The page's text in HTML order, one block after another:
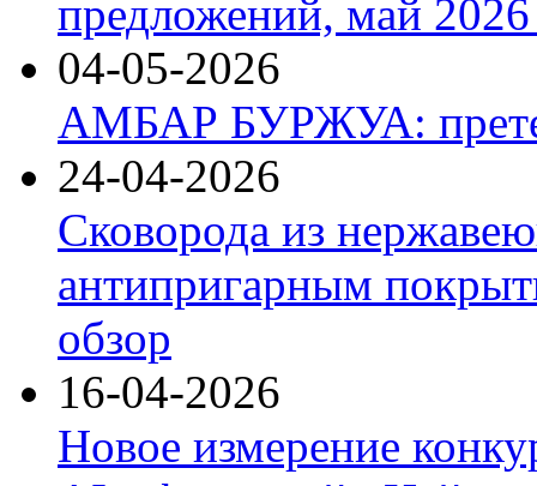
предложений, май 2026
04-05-2026
АМБАР БУРЖУА:
24-04-2026
Сковорода из
антипригарным
обзор
16-04-2026
Новое измерение